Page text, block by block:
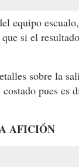
equipo
si el
sobre la
pues
AFICIÓN